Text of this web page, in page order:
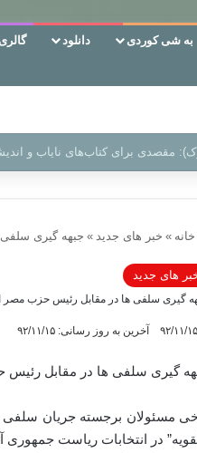
به شی کوردی دانلود
از راه خداست‌!
خانه » خبر های جدید » جبهه گیری
های جدید
گیری سلفی ها در مقابل رئیس حزب مصر
۹۲/۱۱/۱۵ آخرین به روز رسانی: ۹۲/۱۱/۱۵
گیری سلفی ها در مقابل رئیس
مسئولان برجسته جریان سلفی
در انتخابات ریاست